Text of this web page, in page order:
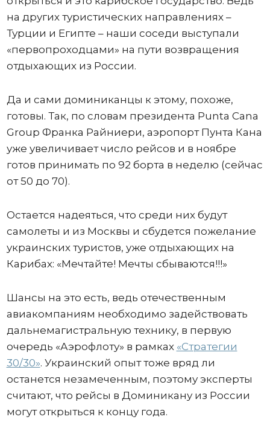
на других туристических направлениях –
Турции и Египте – наши соседи выступали
«первопроходцами» на пути возвращения
отдыхающих из России.
Да и сами доминиканцы к этому, похоже,
готовы. Так, по словам президента Punta Cana
Group Франка Райниери, аэропорт Пунта Кана
уже увеличивает число рейсов и в ноябре
готов принимать по 92 борта в неделю (сейчас
от 50 до 70).
Остается надеяться, что среди них будут
самолеты и из Москвы и сбудется пожелание
украинских туристов, уже отдыхающих на
Карибах: «Мечтайте! Мечты сбываются!!!»
Шансы на это есть, ведь отечественным
авиакомпаниям необходимо задействовать
дальнемагистральную технику, в первую
очередь «Аэрофлоту» в рамках «Стратегии
30/30». Украинский опыт тоже вряд ли
останется незамеченным, поэтому эксперты
считают, что рейсы в Доминикану из России
могут открыться к концу года.